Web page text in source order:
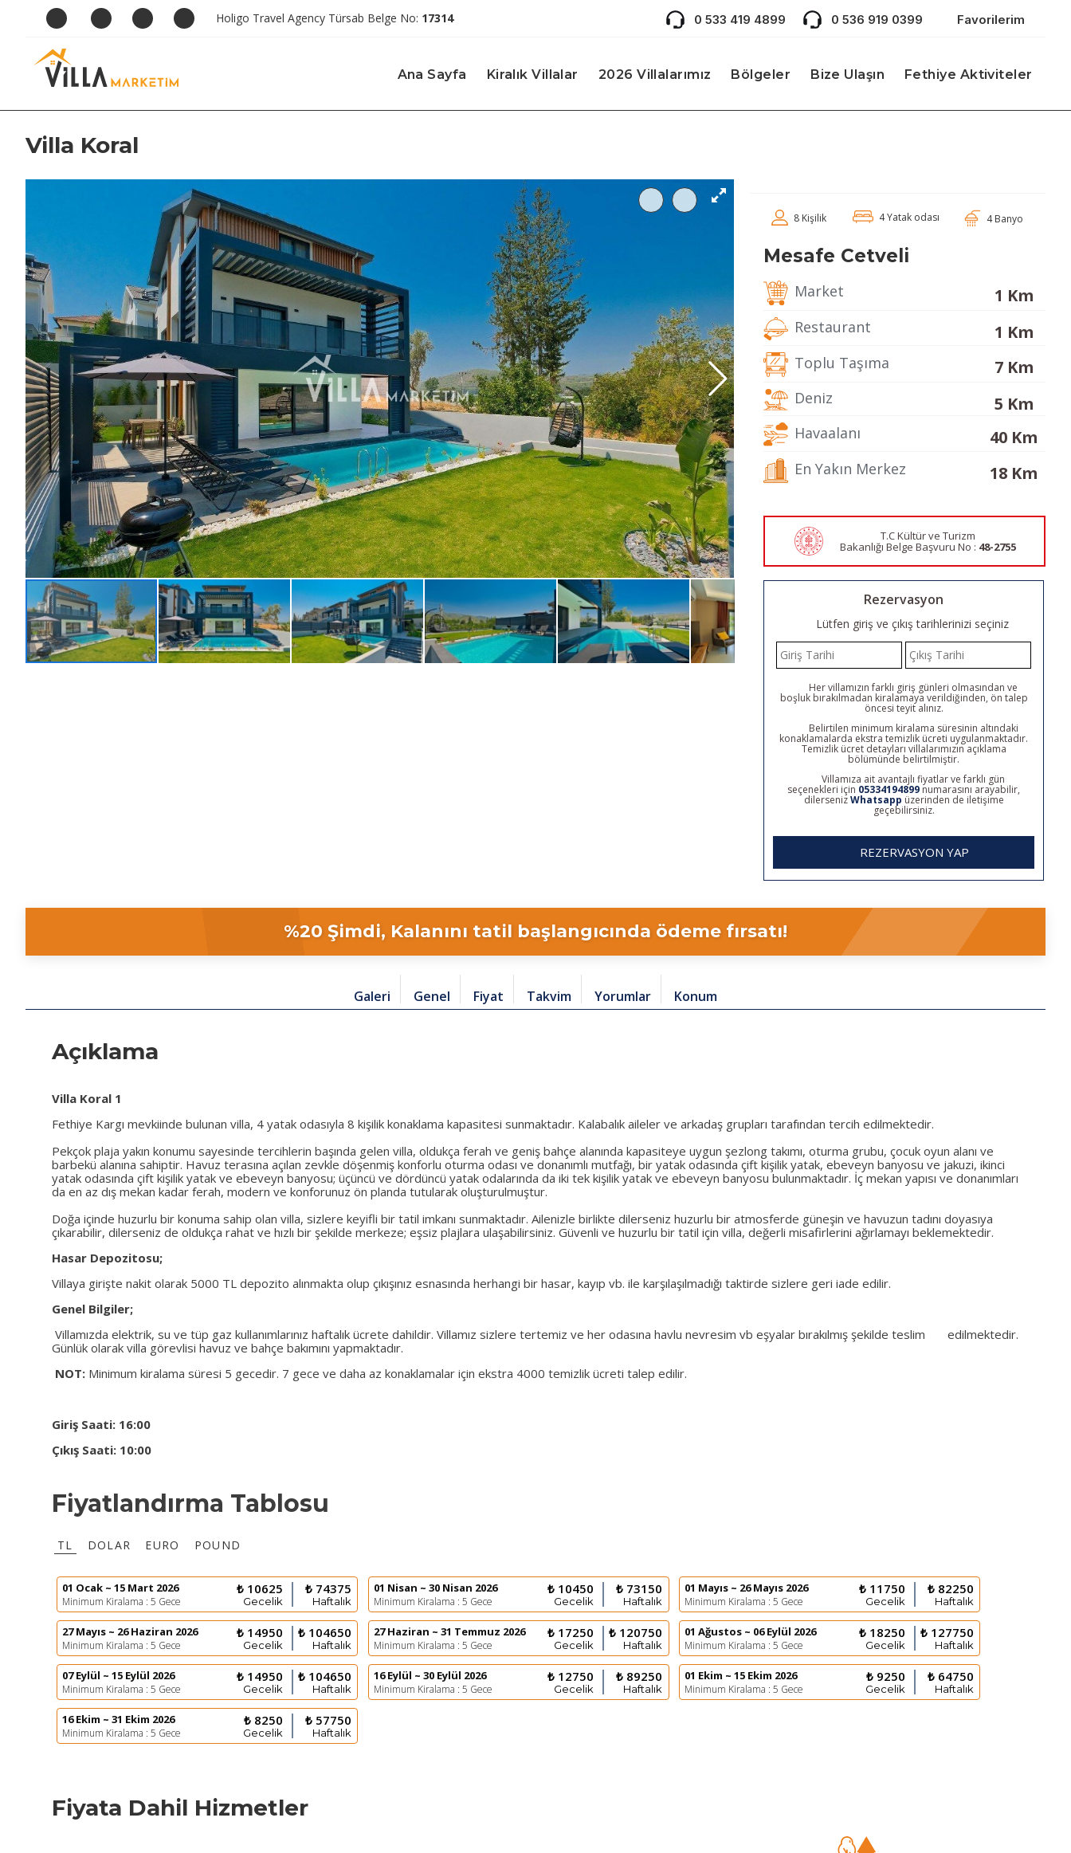
Holigo Travel Agency Türsab Belge No: 17314 0 533 419 4899 0 536 919 0399 Favorilerim
Ana Sayfa Kiralık Villalar 2026 Villalarımız Bölgeler Bize Ulaşın Fethiye Aktiviteler
Villa Koral
8 Kişilik 4 Yatak odası 4 Banyo
Mesafe Cetveli
Market 1 Km
Restaurant 1 Km
Toplu Taşıma 7 Km
Deniz 5 Km
Havaalanı 40 Km
En Yakın Merkez 18 Km
T.C Kültür ve Turizm
Bakanlığı Belge Başvuru No : 48-2755
Rezervasyon
Lütfen giriş ve çıkış tarihlerinizi seçiniz
Her villamızın farklı giriş günleri olmasından ve
boşluk bırakılmadan kiralamaya verildiğinden, ön talep
öncesi teyit alınız.
Belirtilen minimum kiralama süresinin altındaki
konaklamalarda ekstra temizlik ücreti uygulanmaktadır.
Temizlik ücret detayları villalarımızın açıklama
bölümünde belirtilmiştir.
Villamıza ait avantajlı fiyatlar ve farklı gün
seçenekleri için 05334194899 numarasını arayabilir,
dilersenizWhatsapp üzerinden de iletişime
geçebilirsiniz.
REZERVASYON YAP
%20 Şimdi, Kalanını tatil başlangıcında ödeme fırsatı!
Galeri Genel Fiyat Takvim Yorumlar Konum
Açıklama
Villa Koral 1
Fethiye Kargı mevkiinde bulunan villa, 4 yatak odasıyla 8 kişilik konaklama kapasitesi sunmaktadır. Kalabalık aileler ve arkadaş grupları tarafından tercih edilmektedir.
Pekçok plaja yakın konumu sayesinde tercihlerin başında gelen villa, oldukça ferah ve geniş bahçe alanında kapasiteye uygun şezlong takımı, oturma grubu, çocuk oyun alanı ve
barbekü alanına sahiptir. Havuz terasına açılan zevkle döşenmiş konforlu oturma odası ve donanımlı mutfağı, bir yatak odasında çift kişilik yatak, ebeveyn banyosu ve jakuzi, ikinci
yatak odasında çift kişilik yatak ve ebeveyn banyosu; üçüncü ve dördüncü yatak odalarında da iki tek kişilik yatak ve ebeveyn banyosu bulunmaktadır. İç mekan yapısı ve donanımları
da en az dış mekan kadar ferah, modern ve konforunuz ön planda tutularak oluşturulmuştur.
Doğa içinde huzurlu bir konuma sahip olan villa, sizlere keyifli bir tatil imkanı sunmaktadır. Ailenizle birlikte dilerseniz huzurlu bir atmosferde güneşin ve havuzun tadını doyasıya
çıkarabilir, dilerseniz de oldukça rahat ve hızlı bir şekilde merkeze; eşsiz plajlara ulaşabilirsiniz. Güvenli ve huzurlu bir tatil için villa, değerli misafirlerini ağırlamayı beklemektedir.
Hasar Depozitosu;
Villaya girişte nakit olarak 5000 TL depozito alınmakta olup çıkışınız esnasında herhangi bir hasar, kayıp vb. ile karşılaşılmadığı taktirde sizlere geri iade edilir.
Genel Bilgiler;
Villamızda elektrik, su ve tüp gaz kullanımlarınız haftalık ücrete dahildir. Villamız sizlere tertemiz ve her odasına havlu nevresim vb eşyalar bırakılmış şekilde teslim edilmektedir.
Günlük olarak villa görevlisi havuz ve bahçe bakımını yapmaktadır.
NOT: Minimum kiralama süresi 5 gecedir. 7 gece ve daha az konaklamalar için ekstra 4000 temizlik ücreti talep edilir.
Giriş Saati: 16:00
Çıkış Saati: 10:00
Fiyatlandırma Tablosu
TL DOLAR EURO POUND
01 Ocak ~ 15 Mart 2026
Minimum Kiralama : 5 Gece
₺ 10625
Gecelik
₺ 74375
Haftalık
01 Nisan ~ 30 Nisan 2026
Minimum Kiralama : 5 Gece
₺ 10450
Gecelik
₺ 73150
Haftalık
01 Mayıs ~ 26 Mayıs 2026
Minimum Kiralama : 5 Gece
₺ 11750
Gecelik
₺ 82250
Haftalık
27 Mayıs ~ 26 Haziran 2026
Minimum Kiralama : 5 Gece
₺ 14950
Gecelik
₺ 104650
Haftalık
27 Haziran ~ 31 Temmuz 2026
Minimum Kiralama : 5 Gece
₺ 17250
Gecelik
₺ 120750
Haftalık
01 Ağustos ~ 06 Eylül 2026
Minimum Kiralama : 5 Gece
₺ 18250
Gecelik
₺ 127750
Haftalık
07 Eylül ~ 15 Eylül 2026
Minimum Kiralama : 5 Gece
₺ 14950
Gecelik
₺ 104650
Haftalık
16 Eylül ~ 30 Eylül 2026
Minimum Kiralama : 5 Gece
₺ 12750
Gecelik
₺ 89250
Haftalık
01 Ekim ~ 15 Ekim 2026
Minimum Kiralama : 5 Gece
₺ 9250
Gecelik
₺ 64750
Haftalık
16 Ekim ~ 31 Ekim 2026
Minimum Kiralama : 5 Gece
₺ 8250
Gecelik
₺ 57750
Haftalık
Fiyata Dahil Hizmetler